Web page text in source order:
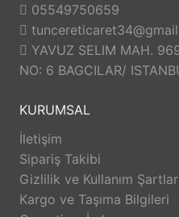
05549750659
YAVUZ SELIM MAH.
NO: 6 BAGCILAR/
KURUMSAL
İletişim
Sipariş Takibi
Gizlilik ve Kullanım
Kargo ve Taşıma Bilgileri